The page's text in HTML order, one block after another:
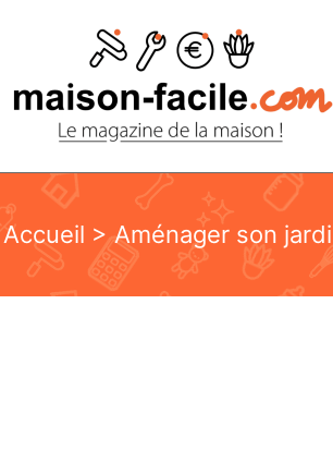
Accueil > Aménager son